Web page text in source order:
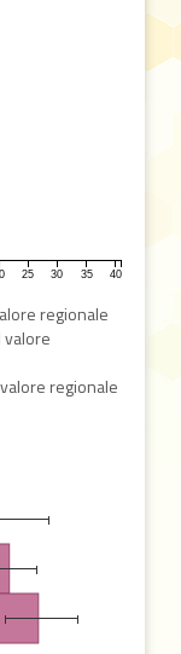
25 30 35 40
regionale
valore
regionale